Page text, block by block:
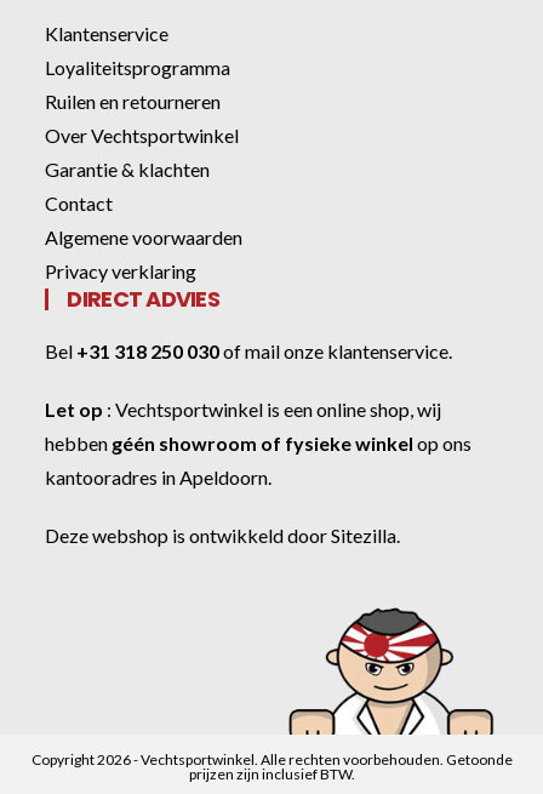
Klantenservice
Loyaliteitsprogramma
Ruilen en retourneren
Over Vechtsportwinkel
Garantie & klachten
Contact
Algemene voorwaarden
Privacy verklaring
DIRECT ADVIES
Bel +31 318 250 030ofmail onze klantenservice.
Let op :Vechtsportwinkel is een online shop, wij
hebben géén showroom of fysieke winkel op ons
kantooradres in Apeldoorn.
Deze webshop is ontwikkeld doorSitezilla.
Copyright 2026 - Vechtsportwinkel. Alle rechten voorbehouden. Getoonde
prijzen zijn inclusief BTW.